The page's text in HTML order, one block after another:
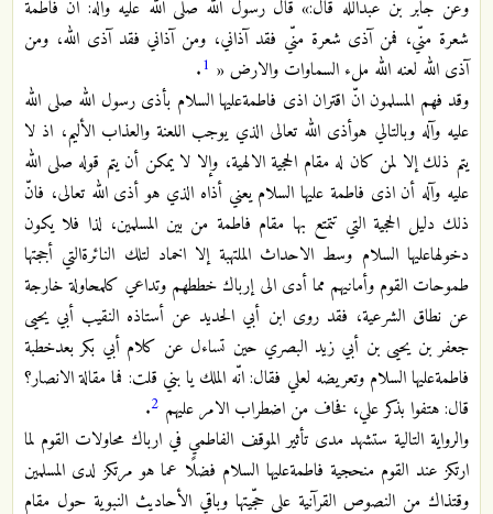
وعن جابر بن عبدالله قال:» قال رسول الله صلى الله عليه وآله: انّ فاطمة
شعرة منّي، فمن آذى شعرة منّي فقد آذاني، ومن آذاني فقد آذى الله، ومن
آذى الله لعنه الله ملء السماوات والارض « 1
.
وقد فهم المسلمون انّ اقتران اذى فاطمةعليها السلام بأذى رسول الله صلى الله
عليه وآله وبالتالي هوأذى الله تعالى الذي يوجب اللعنة والعذاب الأليم، اذ لا
يتم ذلك إلا لمن كان له مقام الحجية الالهية، وإلا لا يمكن أن يتم قوله صلى الله
عليه وآله أن اذى فاطمة عليها السلام يعني أذاه الذي هو أذى الله تعالى، فانّ
ذلك دليل الحجية التي تتمتع بها مقام فاطمة من بين المسلمين، لذا فلا يكون
دخولهاعليها السلام وسط الاحداث الملتهبة إلا اخماد لتلك النائرةالتي أججتها
طموحات القوم وأمانيهم مما أدى الى إرباك خططهم وتداعي كلمحاولة خارجة
عن نطاق الشرعية، فقد روى ابن أبي الحديد عن أستاذه النقيب أبي يحيى
جعفر بن يحيى بن أبي زيد البصري حين تساءل عن كلام أبي بكر بعدخطبة
فاطمةعليها السلام وتعريضه لعلي فقال: انّه الملك يا بني قلت: فما مقالة الانصار؟
قال: هتفوا بذكر علي، فخاف من اضطراب الامر عليهم 2
.
والرواية التالية ستشهد مدى تأثير الموقف الفاطمي في ارباك محاولات القوم لما
ارتكز عند القوم منحجية فاطمةعليها السلام فضلًا عما هو مرتكز لدى المسلمين
وقتذاك من النصوص القرآنية على حجّيتها وباقي الأحاديث النبوية حول مقام